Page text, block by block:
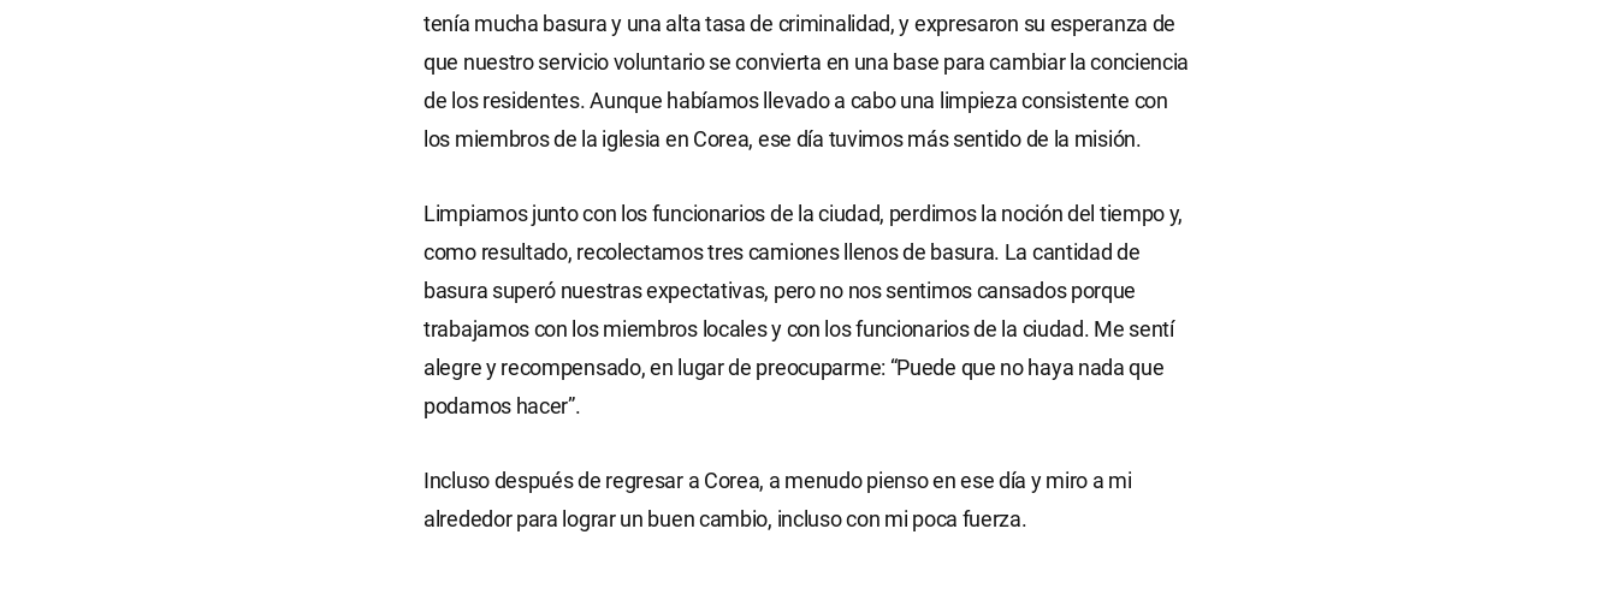
tenía mucha basura y una alta tasa de criminalidad, y expresaron su esperanza de
que nuestro servicio voluntario se convierta en una base para cambiar la conciencia
de los residentes. Aunque habíamos llevado a cabo una limpieza consistente con
los miembros de la iglesia en Corea, ese día tuvimos más sentido de la misión.
Limpiamos junto con los funcionarios de la ciudad, perdimos la noción del tiempo y,
como resultado, recolectamos tres camiones llenos de basura. La cantidad de
basura superó nuestras expectativas, pero no nos sentimos cansados porque
trabajamos con los miembros locales y con los funcionarios de la ciudad. Me sentí
alegre y recompensado, en lugar de preocuparme: “Puede que no haya nada que
podamos hacer”.
Incluso después de regresar a Corea, a menudo pienso en ese día y miro a mi
alrededor para lograr un buen cambio, incluso con mi poca fuerza.